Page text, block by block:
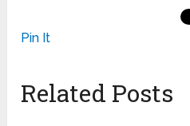
Pin It
Related Posts